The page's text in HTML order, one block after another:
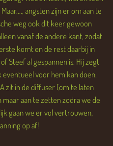
angsten zijn er om aan te
weg ook dit keer gewoon
vanaf de andere kant, zodat
komt en de rest daarbij in
Steef al gespannen is. Hij zegt
voor hem kan doen.
zit in de diffuser (om te laten
aan te zetten zodra we de
gaan we er vol vertrouwen,
op af!